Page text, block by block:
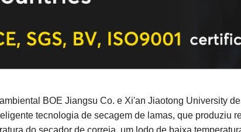
BOE Jiangsu Co. e Xi'an Jiaotong University
tecnologia de secagem de lamas, que produziu
do secador de correia, um lodo de baixa